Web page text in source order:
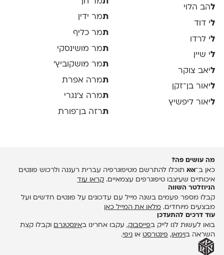
להב הלוי
לי דוד
לי לרדו
לי שיין
ליאב צוקר
ליאור בן־זקן
ליאור ליפשיץ
תמר ידין
תמר כליף
תמר מושינסקי
תמר מושקוביץ'
תמרה אפרת
תמרה צ׳נגרי
תרזה בן־פורת
מה עושים פה?
כאן ב־אאאתוכלו להתרשם מטיפוגרפיה עברית רעננה ולרכוש פונטים
איכותיים שעיצבו טיפוגרפים עצמאיים. קראו עוד
הניוזלטר השווה
קבלו מספר פעמים בשנה מייל עם עדכונים על פונטים חדשים ועל
מבצעים מיוחדים. מלאו את המייל כאן
עוד דרכים להתעדכן
בואו לעשות לנו לייק בפייסבוק, עקבו אחרינו באינסטגרם
וקבלו קצת
השראה בוימאו , פינטרסטאו גיפי.